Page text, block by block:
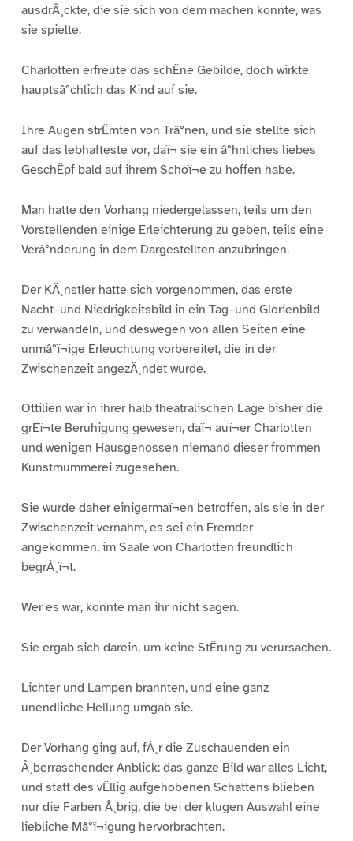
ausdrÂ¸ckte, die sie sich von dem machen konnte, was
sie spielte.
Charlotten erfreute das schËne Gebilde, doch wirkte
hauptsâ°chlich das Kind auf sie.
Ihre Augen strËmten von Trâ°nen, und sie stellte sich
auf das lebhafteste vor, daï¬ sie ein â°hnliches liebes
GeschËpf bald auf ihrem Schoï¬e zu hoffen habe.
Man hatte den Vorhang niedergelassen, teils um den
Vorstellenden einige Erleichterung zu geben, teils eine
Verâ°nderung in dem Dargestellten anzubringen.
Der KÂ¸nstler hatte sich vorgenommen, das erste
Nacht–und Niedrigkeitsbild in ein Tag–und Glorienbild
zu verwandeln, und deswegen von allen Seiten eine
unmâ°ï¬ige Erleuchtung vorbereitet, die in der
Zwischenzeit angezÂ¸ndet wurde.
Ottilien war in ihrer halb theatralischen Lage bisher die
grËï¬te Beruhigung gewesen, daï¬ auï¬er Charlotten
und wenigen Hausgenossen niemand dieser frommen
Kunstmummerei zugesehen.
Sie wurde daher einigermaï¬en betroffen, als sie in der
Zwischenzeit vernahm, es sei ein Fremder
angekommen, im Saale von Charlotten freundlich
begrÂ¸ï¬t.
Wer es war, konnte man ihr nicht sagen.
Sie ergab sich darein, um keine StËrung zu verursachen.
Lichter und Lampen brannten, und eine ganz
unendliche Hellung umgab sie.
Der Vorhang ging auf, fÂ¸r die Zuschauenden ein
Â¸berraschender Anblick: das ganze Bild war alles Licht,
und statt des vËllig aufgehobenen Schattens blieben
nur die Farben Â¸brig, die bei der klugen Auswahl eine
liebliche Mâ°ï¬igung hervorbrachten.